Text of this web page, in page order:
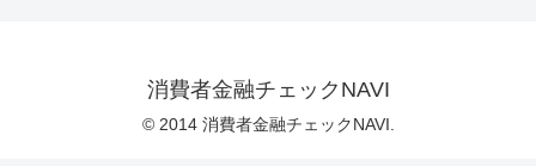
消費者金融チェックNAVI
© 2014 消費者金融チェックNAVI.